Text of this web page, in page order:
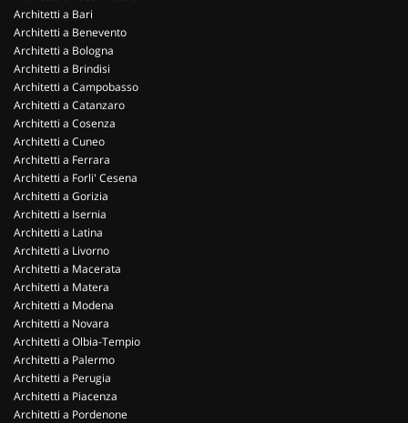
Architetti a Bari
Architetti a Benevento
Architetti a Bologna
Architetti a Brindisi
Architetti a Campobasso
Architetti a Catanzaro
Architetti a Cosenza
Architetti a Cuneo
Architetti a Ferrara
Architetti a Forli' Cesena
Architetti a Gorizia
Architetti a Isernia
Architetti a Latina
Architetti a Livorno
Architetti a Macerata
Architetti a Matera
Architetti a Modena
Architetti a Novara
Architetti a Olbia-Tempio
Architetti a Palermo
Architetti a Perugia
Architetti a Piacenza
Architetti a Pordenone